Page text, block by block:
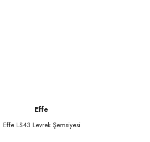
Effe
Effe LS43 Levrek Şemsiyesi